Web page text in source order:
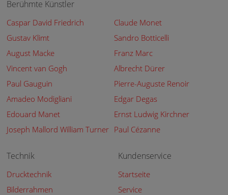
Berühmte Künstler
Caspar David Friedrich
Claude Monet
Gustav Klimt
Sandro Botticelli
August Macke
Franz Marc
Vincent van Gogh
Albrecht Dürer
Paul Gauguin
Pierre-Auguste Renoir
Amadeo Modigliani
Edgar Degas
Edouard Manet
Ernst Ludwig Kirchner
Joseph Mallord William Turner Paul Cézanne
Technik
Drucktechnik
Bilderrahmen
Kundenservice
Startseite
Service